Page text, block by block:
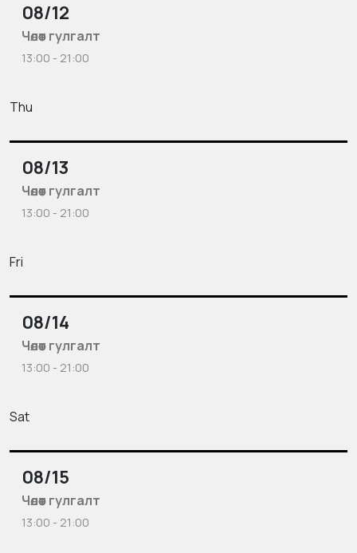
08/12
Чөлөөт гулгалт
13:00 - 21:00
Thu
08/13
Чөлөөт гулгалт
13:00 - 21:00
Fri
08/14
Чөлөөт гулгалт
13:00 - 21:00
Sat
08/15
Чөлөөт гулгалт
13:00 - 21:00